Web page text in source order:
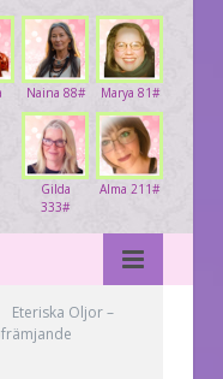
Marya 81#
Naina 88#
Alma 211#
Gilda
333#
Eteriska Oljor –